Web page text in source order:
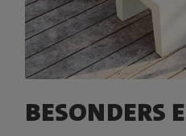
BESONDERS